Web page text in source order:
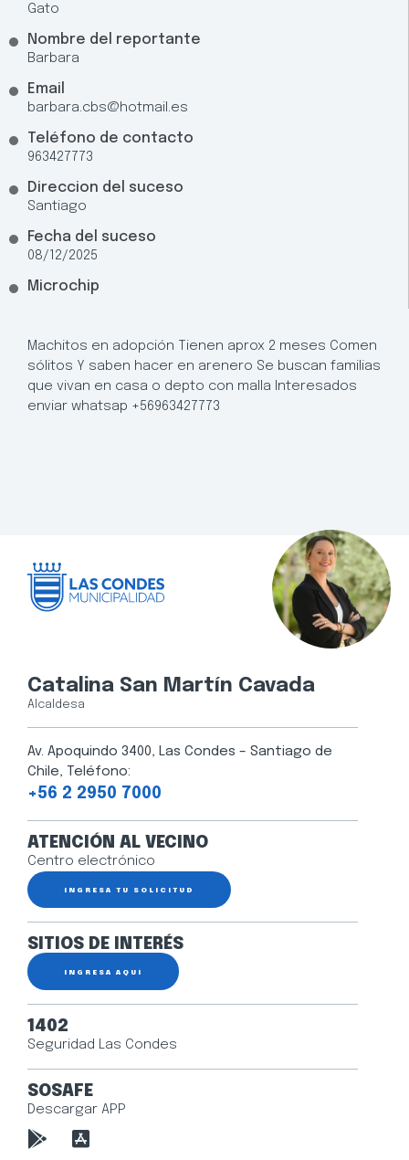
Gato
Nombre del reportante
Barbara
Email
barbara.cbs@hotmail.es
Teléfono de contacto
963427773
Direccion del suceso
Santiago
Fecha del suceso
08/12/2025
Microchip
Machitos en adopción Tienen aprox 2 meses Comen
sólitos Y saben hacer en arenero Se buscan familias
que vivan en casa o depto con malla Interesados
enviar whatsap +56963427773
Catalina San Martín Cavada
Alcaldesa
Av. Apoquindo 3400, Las Condes – Santiago de
Chile, Teléfono:
+56 2 2950 7000
ATENCIÓN AL VECINO
Centro electrónico
INGRESA TU SOLICITUD
SITIOS DE INTERÉS
INGRESA AQUÍ
1402
Seguridad Las Condes
SOSAFE
Descargar APP